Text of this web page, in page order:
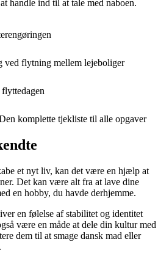
handle ind til at tale med naboen.
ved flytning mellem lejeboliger
komplette tjekliste til alle opgaver
et nyt liv, kan det være en hjælp at
Det kan være alt fra at lave dine
en hobby, du havde derhjemme.
en følelse af stabilitet og identitet
være en måde at dele din kultur med
dem til at smage dansk mad eller